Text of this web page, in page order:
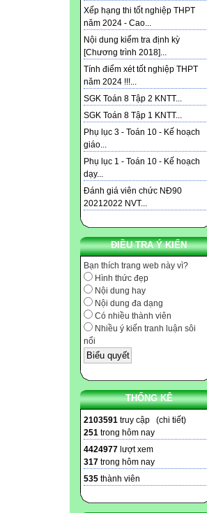
Xếp hạng thi tốt nghiệp THPT
năm 2024 - Cao...
Nội dung kiểm tra định kỳ
[Chương trình 2018]...
Tính điểm xét tốt nghiệp THPT
năm 2024 !!!...
SGK Toán 8 Tập 2 KNTT...
SGK Toán 8 Tập 1 KNTT...
Phụ lục 3 - Toán 10 - Kế hoạch
giáo...
Phụ lục 1 - Toán 10 - Kế hoạch
dạy...
Đánh giá viên chức NĐ90
20212022 NVT...
ĐIỀU TRA Ý KIẾN
Bạn thích trang web này vì?
Hình thức đẹp
Nội dung hay
Nội dung đa dạng
Có nhiều thành viên
Nhiều ý kiến tranh luận sôi
nổi
THỐNG KÊ
2103591 truy cập (chi tiết)
251 trong hôm nay
4424977 lượt xem
317 trong hôm nay
535 thành viên